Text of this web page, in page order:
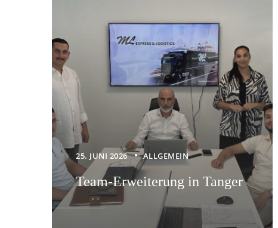
25. JUNI 2026 ALLGEMEIN
Team-Erweiterung in Tanger